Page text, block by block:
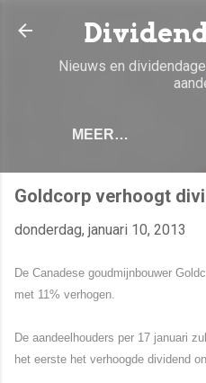
Doorgaan
Nieuws en
MEER…
Goldcorp verhoogt
donderdag, januari 10, 2013
De Canadese goudmijnbouwer
met 11% verhogen.
De aandeelhouders per 17 januari
het eerste het verhoogde dividend